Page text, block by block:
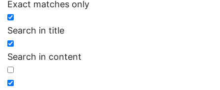
Exact matches only
Search in title
Search in content